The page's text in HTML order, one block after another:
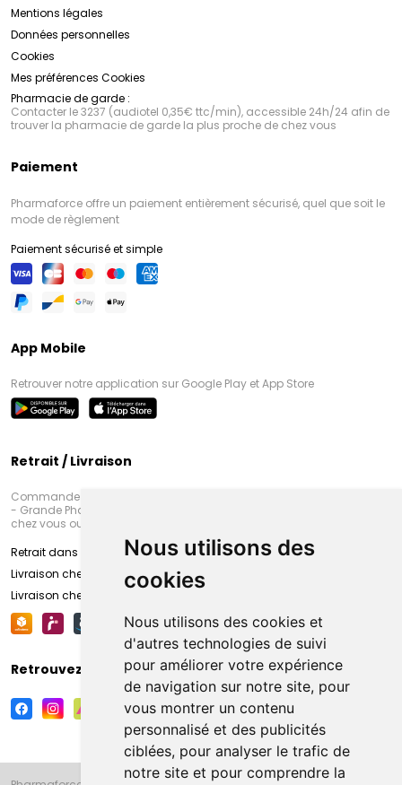
Nous utilisons des
cookies
Nous utilisons des cookies et
d'autres technologies de suivi
pour améliorer votre expérience
de navigation sur notre site, pour
vous montrer un contenu
personnalisé et des publicités
ciblées, pour analyser le trafic de
notre site et pour comprendre la
Mentions légales
Données personnelles
Cookies
Mes préférences Cookies
Pharmacie de garde :
Contacter le 3237 (audiotel 0,35€ ttc/min), accessible 24h/24 afin de
trouver la pharmacie de garde la plus proche de chez vous
Paiement
Pharmaforce offre un paiement entièrement sécurisé, quel que soit le
mode de règlement
Paiement sécurisé et simple
App Mobile
Retrouver notre application sur Google Play et App Store
Retrait / Livraison
Commandez en ligne et venez chercher votre commande à Amiens
- Grande Pharmacie d’Amiens (Fachon) ou recevez-là rapidement
chez vous ou en point retrait
Retrait dans la pharmacie d’Amiens
Livraison chez vous
Livraison chez votre commerçant
Retrouvez-nous sur vos réseaux sociaux